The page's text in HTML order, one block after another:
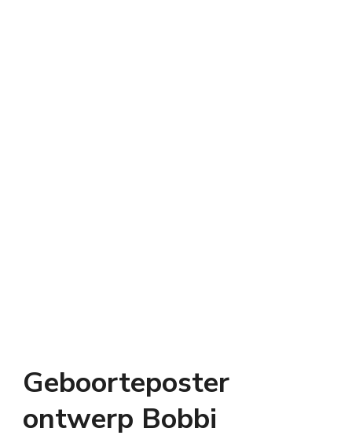
Geboorteposter
ontwerp Bobbi